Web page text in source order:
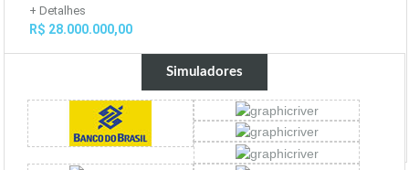
+ Detalhes
R$ 28.000.000,00
Simuladores